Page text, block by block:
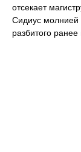
отсекает
Сидиус молнией
разбитого ранее